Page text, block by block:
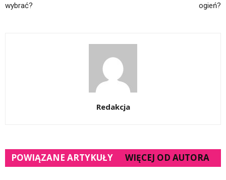
wybrać?
ogień?
Redakcja
POWIĄZANE ARTYKUŁY WIĘCEJ OD AUTORA